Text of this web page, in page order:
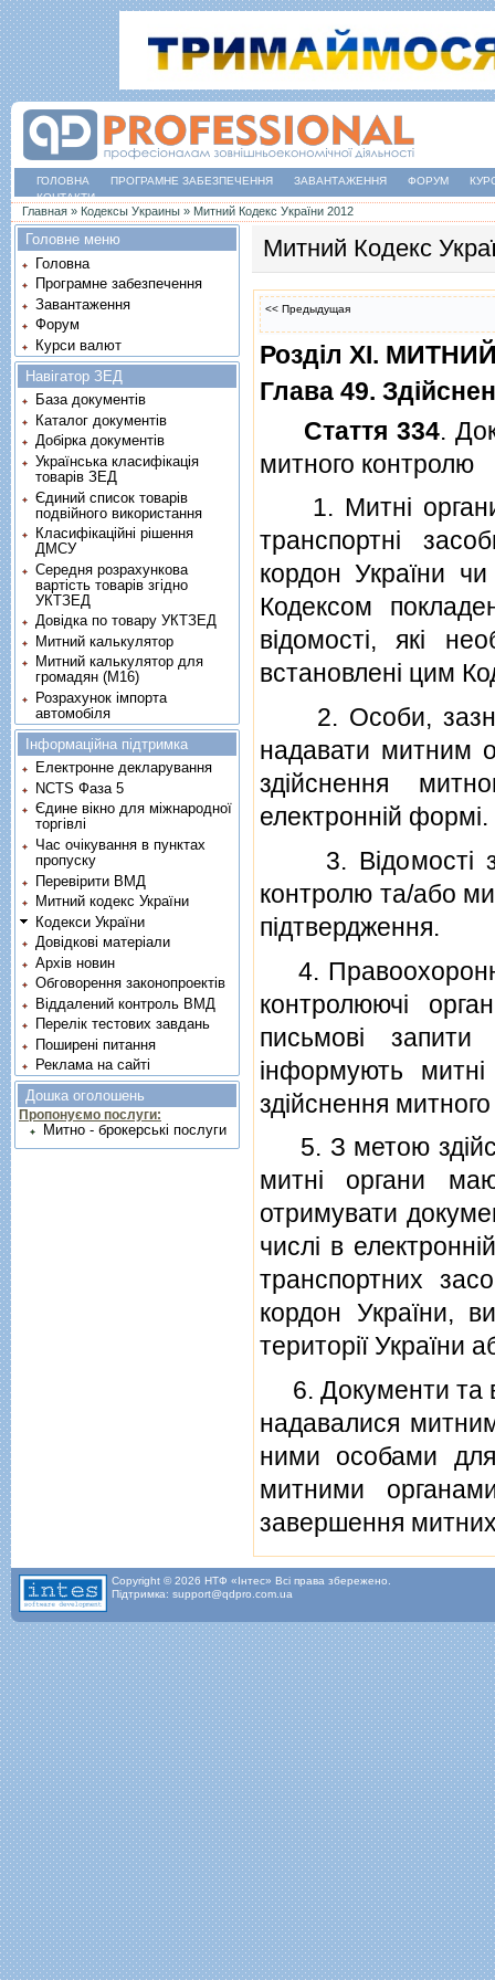
ГОЛОВНА ПРОГРАМНЕ ЗАБЕЗПЕЧЕННЯ ЗАВАНТАЖЕННЯ ФОРУМ
КОНТАКТИ
Ви є тут
Главная » Кодексы Украины » Митний Кодекс України 2012
Митний Кодекс
<< Предыдущая
Роздiл XI.
Глава 49.
Стаття 334.
митного контролю
1. Митнi органи
транспортнi
кордон України
Кодексом
вiдомостi, якi
встановленi цим
2. Особи,
надавати митним
здiйснення
електроннiй формi.
3. Вiдомостi з
контролю та/або
пiдтвердження.
4. Правоохороннi
контролюючi
письмовi
iнформують митнi
здiйснення
5. З метою
митнi органи
отримувати
числi в
транспортних
кордон України,
територiї України
6. Документи та
надавалися
ними особами для
митними
завершення
Головне меню
Головна
Програмне забезпечення
Завантаження
Форум
Курси валют
Навігатор ЗЕД
База документів
Каталог документів
Добірка документів
Українська класифікація
товарів ЗЕД
Єдиний список товарів
подвійного використання
Класифікаційні рішення
ДМСУ
Середня розрахункова
вартість товарів згідно
УКТЗЕД
Довідка по товару УКТЗЕД
Митний калькулятор
Митний калькулятор для
громадян (М16)
Розрахунок імпорта
автомобіля
Інформаційна підтримка
Електронне декларування
NCTS Фаза 5
Єдине вікно для міжнародної
торгівлі
Час очікування в пунктах
пропуску
Перевірити ВМД
Митний кодекс України
Кодекси України
Довідкові матеріали
Архів новин
Обговорення законопроектів
Віддалений контроль ВМД
Перелік тестових завдань
Поширені питання
Реклама на сайті
Дошка оголошень
Пропонуємо послуги:
Митно - брокерські послуги
Copyright © 2026 НТФ «Інтес» Всі права збережено.
Підтримка: support@qdpro.com.ua